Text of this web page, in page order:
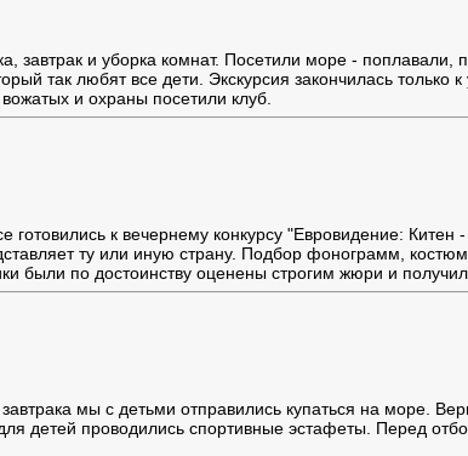
завтрак и уборка комнат. Посетили море -
так любят все дети. Экскурсия закончилась только
и охраны посетили клуб.
готовились к вечернему конкурсу "Евровидение:
ту или иную страну. Подбор фонограмм,
были по достоинству оценены строгим жюри и
мы с детьми отправились купаться на море.
детей проводились спортивные эстафеты. Перед